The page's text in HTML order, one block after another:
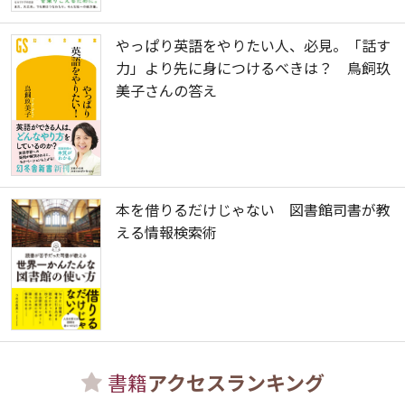
やっぱり英語をやりたい人、必見。「話す
力」より先に身につけるべきは？ 鳥飼玖
美子さんの答え
本を借りるだけじゃない 図書館司書が教
える情報検索術
書籍アクセスランキング